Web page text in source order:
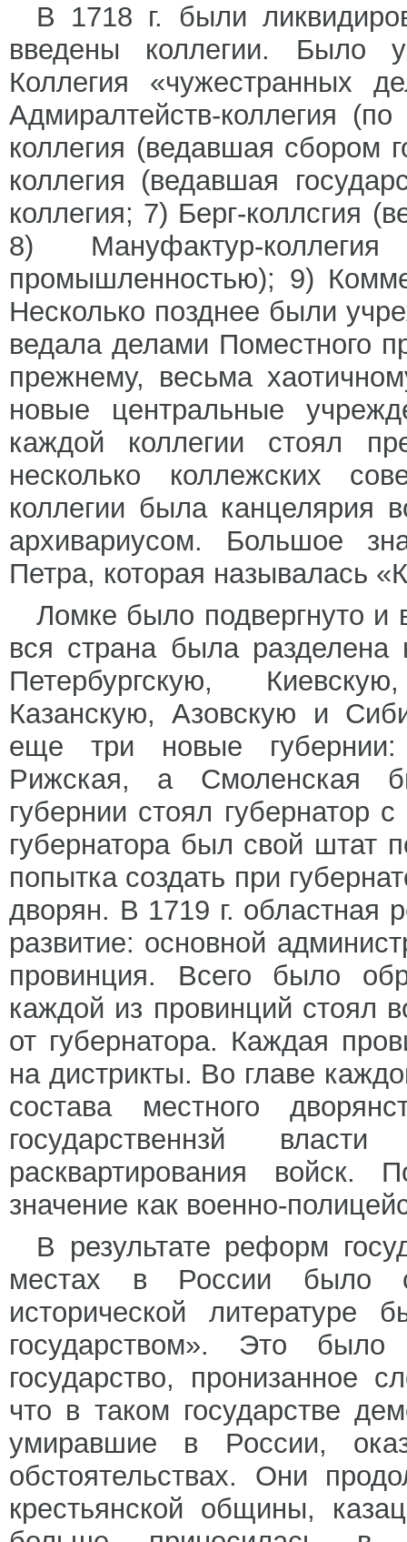
В 1718 г. были
введены коллегии. Было
Коллегия «чужестранных
Адмиралтейств-коллегия
коллегия (ведавшая сбором
коллегия (ведавшая
коллегия; 7) Берг-коллсгия
8) Мануфактур-
промышленностью); 9)
Несколько позднее были
ведала делами Поместного
прежнему, весьма
новые центральные
каждой коллегии стоял
несколько коллежских
коллегии была канцелярия
архивариусом. Большое
Петра, которая называлась
Ломке было подвергнуто и
вся страна была
Петербургскую,
Казанскую, Азовскую и
еще три новые губернии:
Рижская, а Смоленская
губернии стоял губернатор
губернатора был свой штат
попытка создать при
дворян. В 1719 г. областная
развитие: основной
провинция. Всего было
каждой из провинций стоял
от губернатора. Каждая
на дистрикты. Во главе
состава местного
государственнзй
расквартирования войск.
значение как военно-
В результате реформ
местах в России было
исторической литературе
государством». Это было
государство, пронизанное
что в таком государстве
умиравшие в России,
обстоятельствах. Они
крестьянской общины,